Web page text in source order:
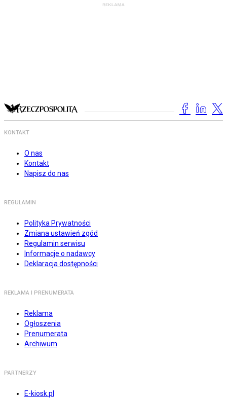
KONTAKT
O nas
Kontakt
Napisz do nas
REGULAMIN
Polityka Prywatności
Zmiana ustawień zgód
Regulamin serwisu
Informacje o nadawcy
Deklaracja dostępności
REKLAMA I PRENUMERATA
Reklama
Ogłoszenia
Prenumerata
Archiwum
PARTNERZY
E-kiosk.pl